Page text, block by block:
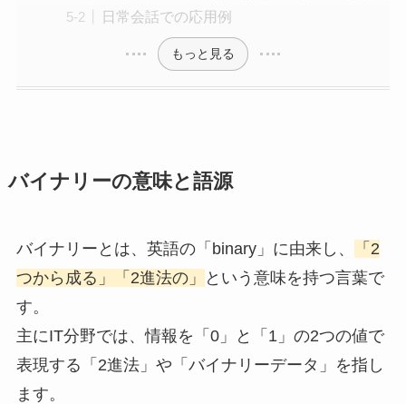
日常会話での応用例
もっと見る
バイナリーの意味と語源
バイナリーとは、英語の「binary」に由来し、
「2
つから成る」「2進法の」
という意味を持つ言葉で
す。
主にIT分野では、情報を「0」と「1」の2つの値で
表現する「2進法」や「バイナリーデータ」を指し
ます。